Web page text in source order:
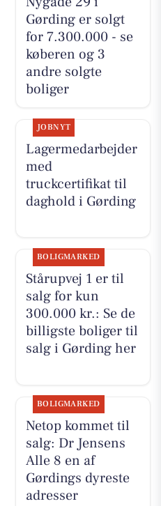
Gørding er solgt
for 7.300.000 - se
køberen og 3
andre solgte
boliger
JOBNYT
Lagermedarbejder
med
truckcertifikat til
daghold i Gørding
BOLIGMARKED
Stårupvej 1 er til
salg for kun
300.000 kr.: Se de
billigste boliger til
salg i Gørding her
BOLIGMARKED
Netop kommet til
salg: Dr Jensens
Alle 8 en af
Gørdings dyreste
adresser